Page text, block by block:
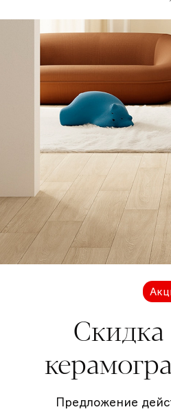
Свяжитесь с нами для
продукции Coliseum. Мы
Скидка
Предложение